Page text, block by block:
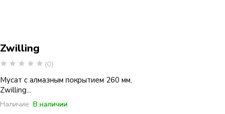
Zwilling
(0)
Мусат с алмазным покрытием 260 мм,
Zwilling...
Наличие: В наличии